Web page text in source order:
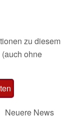
zu diesem
ohne
Neuere News